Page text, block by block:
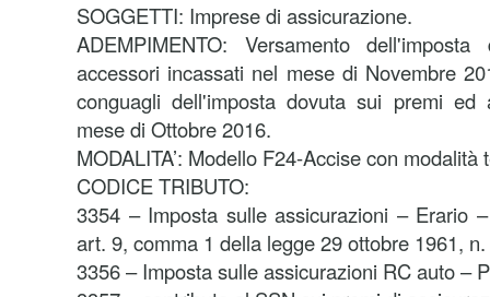
SOGGETTI: Imprese di assicurazione.
ADEMPIMENTO: Versamento
accessori incassati nel mese di Novembre
conguagli dell'imposta dovuta sui premi ed
mese di Ottobre 2016.
MODALITA’: Modello F24-Accise con modalità
CODICE TRIBUTO:
3354 – Imposta sulle assicurazioni – Erario
art. 9, comma 1 della legge 29 ottobre 1961,
3356 – Imposta sulle assicurazioni RC auto –